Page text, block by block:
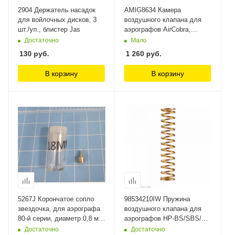
2904 Держатель насадок
для войлочных дисков, 3
шт./уп., блистер Jas
Достаточно
130 руб.
В корзину
AMIG8634 Камера
воздушного клапана для
аэрографов AirCobra,
AirViper (Aair Valve
Мало
1 260 руб.
В корзину
5267J Корончатое сопло
звездочка, для аэрографа
80-й серии, диаметр 0,8 мм
JasДостаточно
98534210IW Пружина
воздушного клапана для
аэрографов HP-BS/SBS/CS
(I 510 4) Anest Iwata
Достаточно